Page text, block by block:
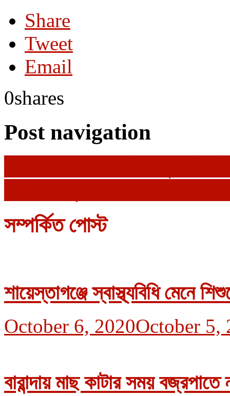
Share
Tweet
Email
0shares
Post navigation
সম্পর্কিত পোস্ট
শায়েস্তাগঞ্জে স্বাস্থ্যবিধি মেনে
October 6, 2020October 5,
বারান্দায় মাছ কাটার সময়